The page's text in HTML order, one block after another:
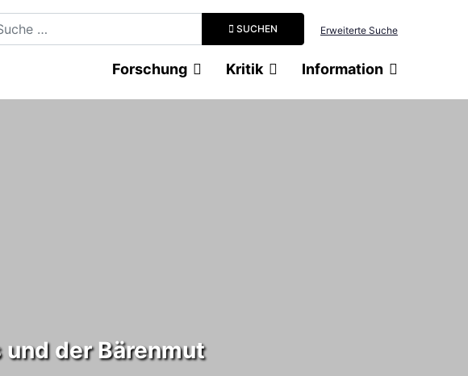
SUCHEN Erweiterte Suche
Forschung Kritik Information
der Bärenmut